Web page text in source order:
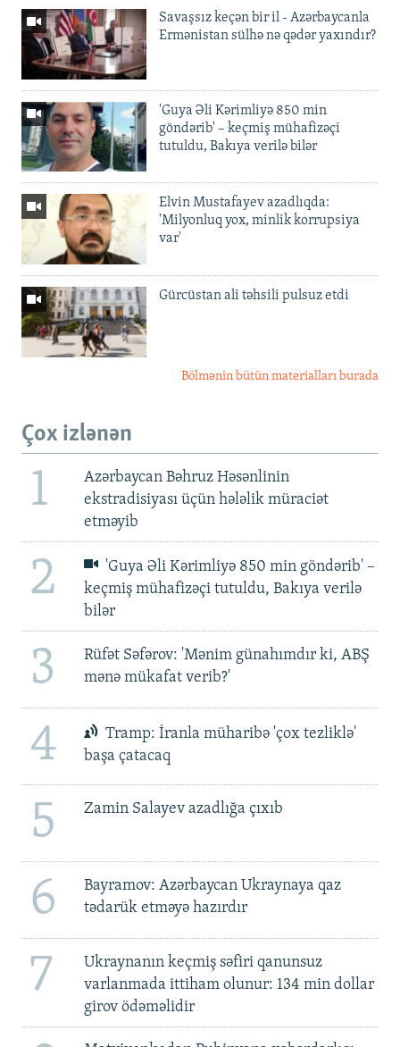
Savaşsız keçən bir il - Azərbaycanla
Ermənistan sülhə nə qədər yaxındır?
'Guya Əli Kərimliyə 850 min
göndərib' – keçmiş mühafizəçi
tutuldu, Bakıya verilə bilər
Elvin Mustafayev azadlıqda:
'Milyonluq yox, minlik korrupsiya
var'
Gürcüstan ali təhsili pulsuz etdi
Bölmənin bütün materialları burada
Çox izlənən
1
Azərbaycan Bəhruz Həsənlinin
ekstradisiyası üçün hələlik müraciət
etməyib
2
'Guya Əli Kərimliyə 850 min göndərib' –
keçmiş mühafizəçi tutuldu, Bakıya verilə
bilər
3
Rüfət Səfərov: 'Mənim günahımdır ki, ABŞ
mənə mükafat verib?'
4
Tramp: İranla müharibə 'çox tezliklə'
başa çatacaq
5 Zamin Salayev azadlığa çıxıb
6
Bayramov: Azərbaycan Ukraynaya qaz
tədarük etməyə hazırdır
7
Ukraynanın keçmiş səfiri qanunsuz
varlanmada ittiham olunur: 134 min dollar
girov ödəməlidir